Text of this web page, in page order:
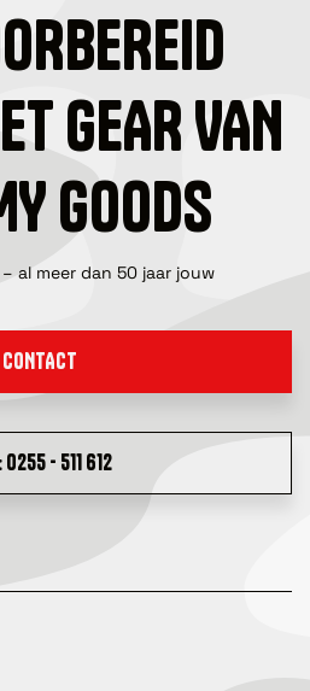
GEAR VAN
GOODS
al meer dan 50 jaar jouw
CONTACT
0255 - 511 612